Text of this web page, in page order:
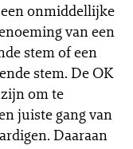
een onmiddellijke
van een
stem of een
stem. De OK
om te
juiste gang van
Daaraan